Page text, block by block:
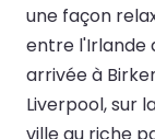
une façon
entre l'Irlande
arrivée à
Liverpool, sur